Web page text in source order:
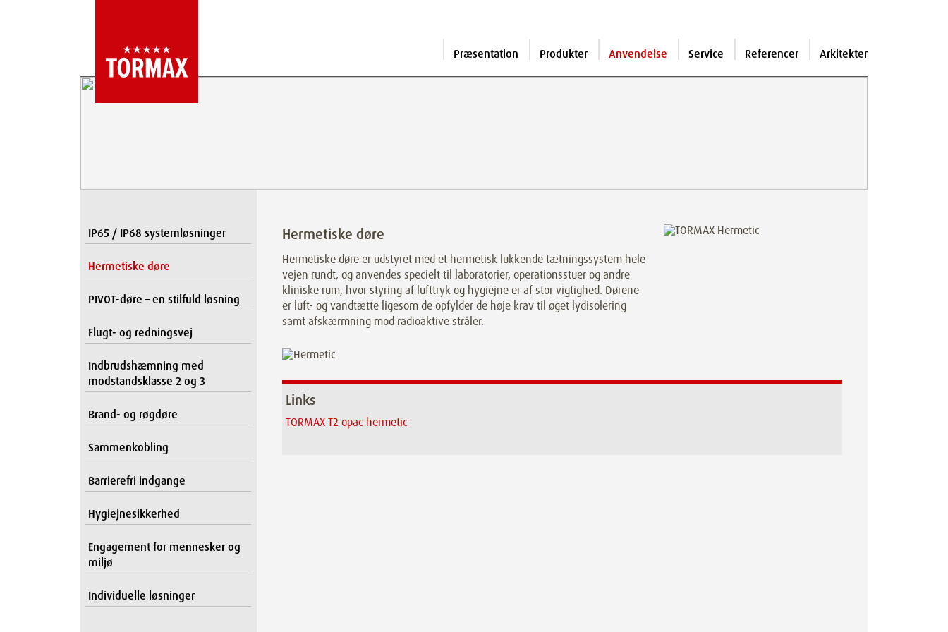
Præsentation Produkter Anvendelse Service Referencer Arkitekter
IP65 / IP68 systemløsninger
Hermetiske døre
PIVOT-døre – en stilfuld løsning
Flugt- og redningsvej
Indbrudshæmning med
modstandsklasse 2 og 3
Brand- og røgdøre
Sammenkobling
Barrierefri indgange
Hygiejnesikkerhed
Engagement for mennesker og
miljø
Individuelle løsninger
Hermetiske døre
Hermetiske døre er udstyret med et hermetisk lukkende tætningssystem hele
vejen rundt, og anvendes specielt til laboratorier, operationsstuer og andre
kliniske rum, hvor styring af lufttryk og hygiejne er af stor vigtighed. Dørene
er luft- og vandtætte ligesom de opfylder de høje krav til øget lydisolering
samt afskærmning mod radioaktive stråler.
Links
TORMAX T2 opac hermetic